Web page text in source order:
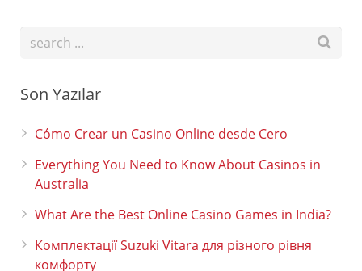
Son Yazılar
Cómo Crear un Casino Online desde Cero
Everything You Need to Know About Casinos in
Australia
What Are the Best Online Casino Games in India?
Комплектації Suzuki Vitara для різного рівня
комфорту